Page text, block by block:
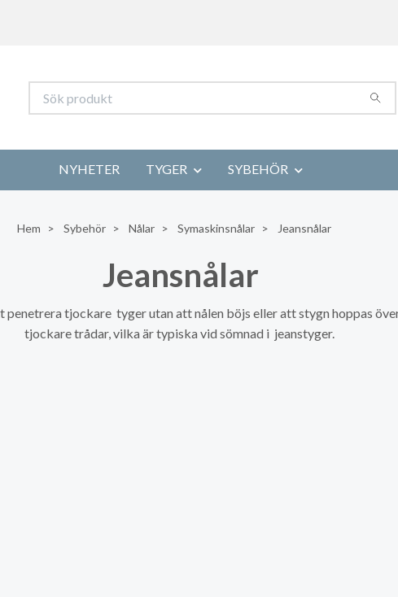
NYHETER TYGER SYBEHÖR
Hem Sybehör Nålar Symaskinsnålar Jeansnålar
Jeansnålar
penetrera tjockare tyger utan att nålen böjs eller att stygn hoppas
tjockare trådar, vilka är typiska vid sömnad i jeanstyger.